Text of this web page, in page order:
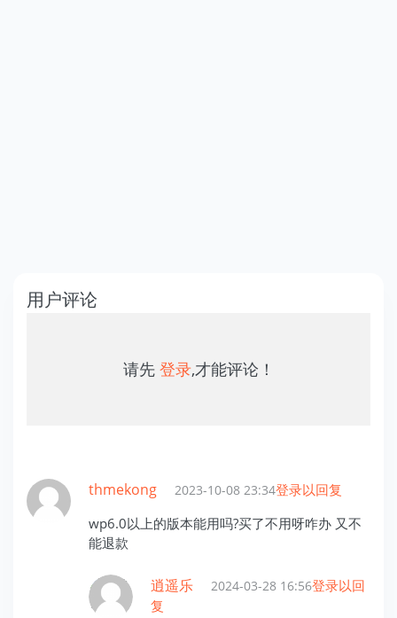
用户评论
请先 登录,才能评论！
thmekong 2023-10-08 23:34登录以回复
wp6.0以上的版本能用吗?买了不用呀咋办 又不
能退款
逍遥乐 2024-03-28 16:56登录以回
复